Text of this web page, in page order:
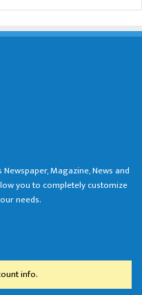
Magazine, News and
you to completely customize
needs.
info.